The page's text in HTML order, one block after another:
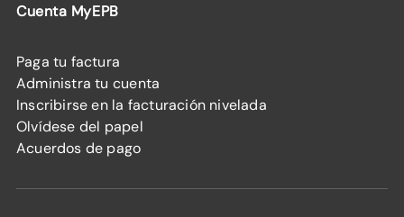
Cuenta MyEPB
Paga tu factura
Administra tu cuenta
Inscribirse en la facturación nivelada
Olvídese del papel
Acuerdos de pago